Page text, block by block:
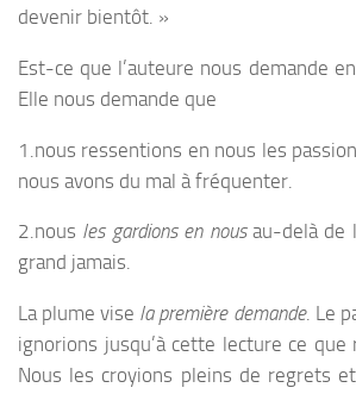
devenir bientôt. »
Est-ce que l’auteure nous demande
Elle nous demande que
1.nous ressentions en nous les
nous avons du mal à fréquenter.
2.nous les gardions en nousau-delà de
grand jamais.
La plume vise la première demande. Le
ignorions jusqu’à cette lecture ce que
Nous les croyions pleins de regrets